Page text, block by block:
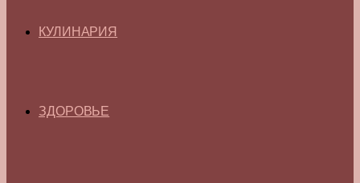
КУЛИНАРИЯ
ЗДОРОВЬЕ